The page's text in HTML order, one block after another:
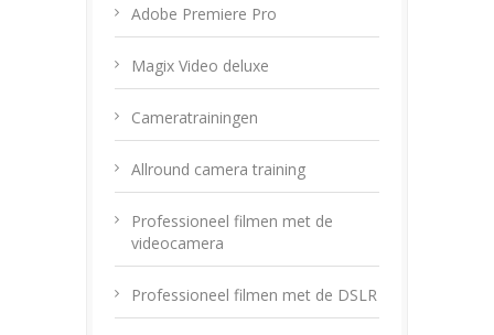
Adobe Premiere Pro
Magix Video deluxe
Cameratrainingen
Allround camera training
Professioneel filmen met de
videocamera
Professioneel filmen met de DSLR